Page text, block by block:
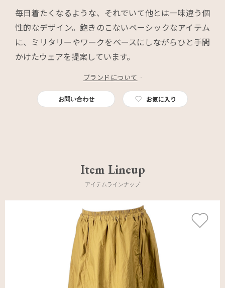
毎日着たくなるような、それでいて他とは一味違う個
性的なデザイン。飽きのこないベーシックなアイテム
に、ミリタリーやワークをベースにしながらひと手間
かけたウェアを提案しています。
ブランドについて
お問い合わせ お気に入り
Item Lineup
アイテムラインナップ